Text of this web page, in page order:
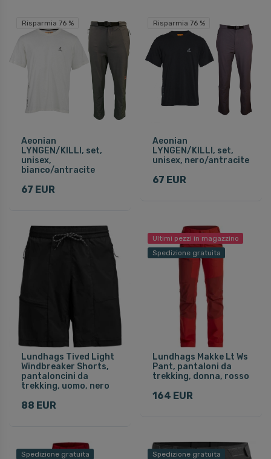
Risparmia 76 %
Aeonian
LYNGEN/KILLI, set,
unisex,
bianco/antracite
67 EUR
Risparmia 76 %
Aeonian
LYNGEN/KILLI, set,
unisex, nero/antracite
67 EUR
Lundhags Tived Light
Windbreaker Shorts,
pantaloncini da
trekking, uomo, nero
88 EUR
Ultimi pezzi in magazzino
Spedizione gratuita
Lundhags Makke Lt Ws
Pant, pantaloni da
trekking, donna, rosso
164 EUR
Spedizione gratuita Spedizione gratuita